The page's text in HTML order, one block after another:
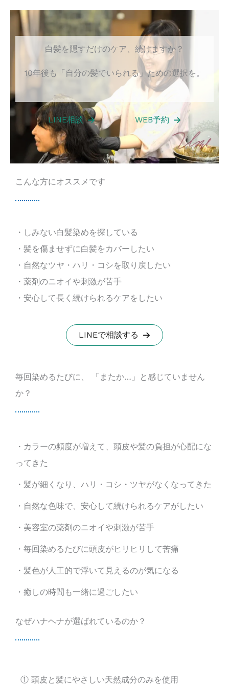
白髪を隠すだけのケア、続けますか？
10年後も「自分の髪でいられる」ための選択を。
LINE相談 WEB予約
こんな方にオススメです
・しみない白髪染めを探している
・髪を傷ませずに白髪をカバーしたい
・自然なツヤ・ハリ・コシを取り戻したい
・薬剤のニオイや刺激が苦手
・安心して長く続けられるケアをしたい
LINEで相談する
毎回染めるたびに、 「またか…」と感じていません
か？
・カラーの頻度が増えて、頭皮や髪の負担が心配にな
ってきた
・髪が細くなり、ハリ・コシ・ツヤがなくなってきた
・自然な色味で、安心して続けられるケアがしたい
・美容室の薬剤のニオイや刺激が苦手
・毎回染めるたびに頭皮がヒリヒリして苦痛
・髪色が人工的で浮いて見えるのが気になる
・癒しの時間も一緒に過ごしたい
なぜハナヘナが選ばれているのか？
① 頭皮と髪にやさしい天然成分のみを使用